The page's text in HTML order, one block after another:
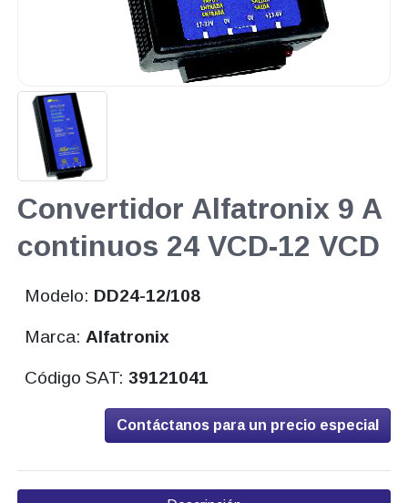
Convertidor Alfatronix 9 A
continuos 24 VCD-12 VCD
Modelo: DD24-12/108
Marca: Alfatronix
Código SAT:39121041
Contáctanos para un precio especial